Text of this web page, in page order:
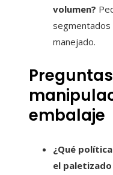
volumen?
segmentados
manejado.
embalaje
¿Qué
el